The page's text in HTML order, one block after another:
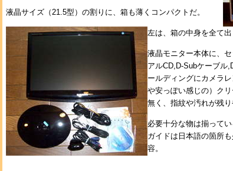
液晶サイズ（21.5型）の割りに、箱も薄くコンパクトだ。
左は、箱の中身を全て出
液晶モニター本体に、
アルCD,D-Subケーブル
ールディングにカメラ
や安っぽい感じの）ク
無く、指紋や汚れが残
必要十分な物は揃って
ガイドは日本語の箇所
容。